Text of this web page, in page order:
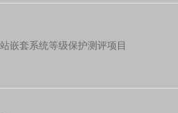
嵌套系统等级保护测评项目